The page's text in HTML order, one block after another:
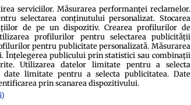
redacțională
serviciilor. Măsurarea performanței reclamelor.
selectarea conținutului personalizat. Stocarea
de pe un dispozitiv. Crearea profilurilor de
profilurilor pentru selectarea publicității
pentru publicitate personalizată. Măsurarea
Înțelegerea publicului prin statistici sau combinații
Utilizarea datelor limitate pentru a selecta
date limitate pentru a selecta publicitatea. Date
prin scanarea dispozitivului.